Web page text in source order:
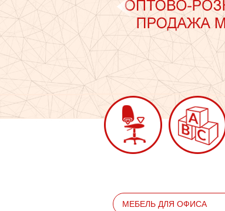
МЕБЕЛЬ ДЛЯ ОФИСА